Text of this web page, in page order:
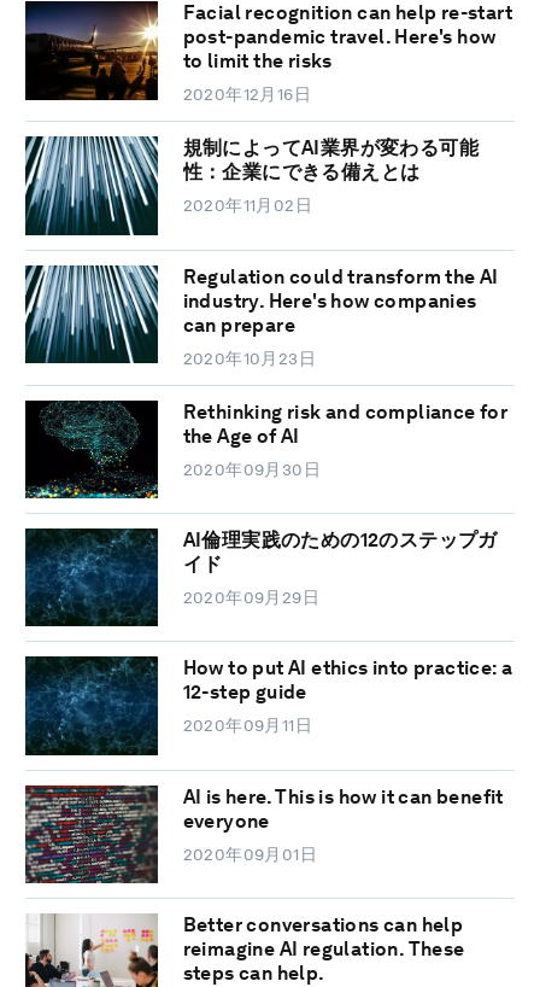
Facial recognition can help re-start
post-pandemic travel. Here's how
to limit the risks
2020年12月16日
規制によってAI業界が変わる可能
性：企業にできる備えとは
2020年11月02日
Regulation could transform the AI
industry. Here's how companies
can prepare
2020年10月23日
Rethinking risk and compliance for
the Age of AI
2020年09月30日
AI倫理実践のための12のステップガ
イド
2020年09月29日
How to put AI ethics into practice: a
12-step guide
2020年09月11日
AI is here. This is how it can benefit
everyone
2020年09月01日
Better conversations can help
reimagine AI regulation. These
steps can help.